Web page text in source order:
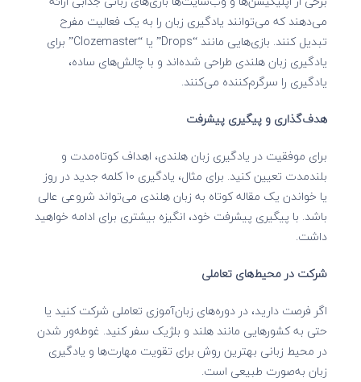
می‌دهند که می‌توانند یادگیری زبان را به یک فعالیت مفرح
تبدیل کنند. بازی‌هایی مانند “Drops” یا “Clozemaster” برای
یادگیری زبان هلندی طراحی شده‌اند و با چالش‌های ساده،
یادگیری را سرگرم‌کننده می‌کنند.
هدف‌گذاری و پیگیری پیشرفت
برای موفقیت در یادگیری زبان هلندی، اهداف کوتاه‌مدت و
بلندمدت تعیین کنید. برای مثال، یادگیری 10 کلمه جدید در روز
یا خواندن یک مقاله کوتاه به زبان هلندی می‌تواند شروعی عالی
باشد. با پیگیری پیشرفت خود، انگیزه بیشتری برای ادامه خواهید
داشت.
شرکت در محیط‌های تعاملی
اگر فرصت دارید، در دوره‌های زبان‌آموزی تعاملی شرکت کنید یا
حتی به کشورهایی مانند هلند و بلژیک سفر کنید. غوطه‌ور شدن
در محیط زبانی بهترین روش برای تقویت مهارت‌ها و یادگیری
زبان به‌صورت طبیعی است.